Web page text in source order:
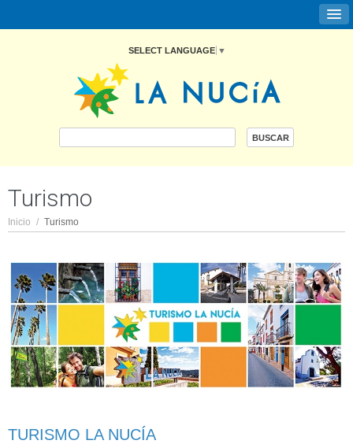
SELECT LANGUAGE ▼
Turismo
Inicio / Turismo
TURISMO LA NUCÍA